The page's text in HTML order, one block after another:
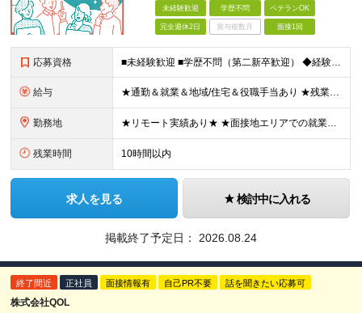
未経験歓迎 学歴不問 ベテランOK
完全週休2日 賞与複数月 面接1回
応募資格 ■未経験歓迎 ■学歴不問（第二新卒歓迎） ◆経験は一切問いません ◆転職回数・ブランク期間も不問 ◆面接というよりは“リラックス面談”です ≪こんな方をお待ちしています≫ ・地道にコツコツ作業が得
給与 ★通勤＆就業＆地域/住宅＆役職手当あり ★残業代は全額支給 ★選べる給与制度あり！ ■東京・神奈川・千葉・埼玉勤務の場合 月給24.5万円～55万円＋諸手当 （残業代は全額支給） (20,000円の
勤務地 ★リモート実績あり★ ★面接地エリアでの就業率92％以上！ 『地元で働きたい』『新天地で挑戦したい』という希望に、業界トップクラス約7,000件の取引事業所数、90,000件以上のプロジェクトから検
残業時間 10時間以内
求人を見る 検討中に入れる
掲載終了予定日： 2026.08.24
終了間近 正社員 面接情報有 自己PR不要 話を聞きたい応募可
株式会社QOL